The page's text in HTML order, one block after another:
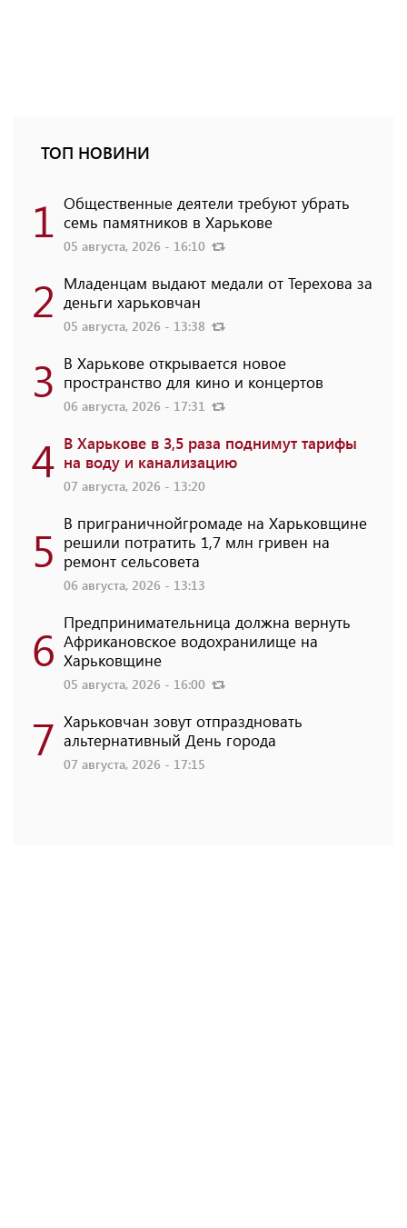
ТОП НОВИНИ
1 Общественные деятели требуют убрать
семь памятников в Харькове
05 августа, 2026 - 16:10
2 Младенцам выдают медали от Терехова за
деньги харьковчан
05 августа, 2026 - 13:38
3 В Харькове открывается новое
пространство для кино и концертов
06 августа, 2026 - 17:31
4 В Харькове в 3,5 раза поднимут тарифы
на воду и канализацию
07 августа, 2026 - 13:20
5 В приграничнойгромаде на Харьковщине
решили потратить 1,7 млн ​​гривен на
ремонт сельсовета
06 августа, 2026 - 13:13
6 Предпринимательница должна вернуть
Африкановское водохранилище на
Харьковщине
05 августа, 2026 - 16:00
7 Харьковчан зовут отпраздновать
альтернативный День города
07 августа, 2026 - 17:15